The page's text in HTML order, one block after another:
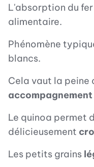
L'absorption du
alimentaire.
Phénomène
blancs.
Cela vaut la peine
accompagnement
Le quinoa permet
délicieusement
Les petits grains